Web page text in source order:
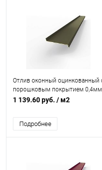
Отлив оконный оцинкованный
порошковым покрытием 0,4мм
RAL 6014
1 139.60 руб. / м2
Подробнее